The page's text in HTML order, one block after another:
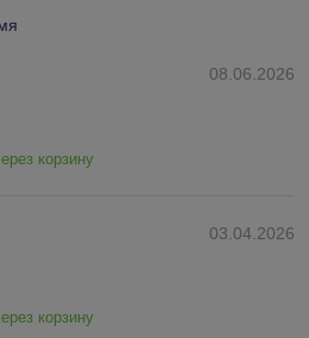
08.06.2026
корзину
03.04.2026
корзину